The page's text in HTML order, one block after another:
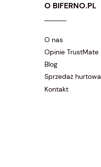
O BIFERNO.PL
O nas
Opinie TrustMate
Blog
Sprzedaż hurtowa
Kontakt